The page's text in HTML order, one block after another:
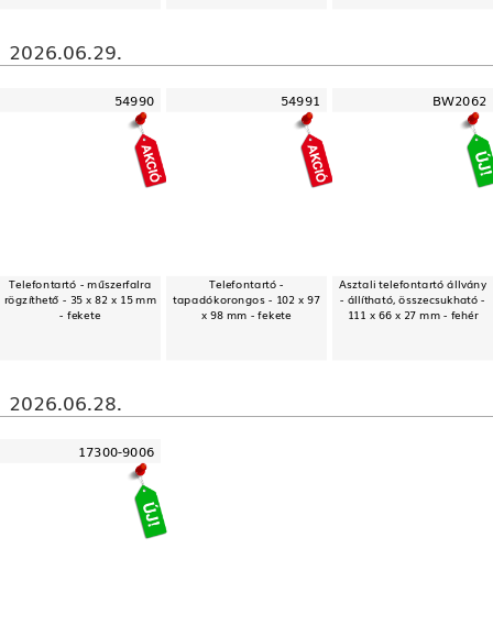
2026.06.29.
54990
Telefontartó - műszerfalra
rögzíthető - 35 x 82 x 15 mm
- fekete
54991
Telefontartó -
tapadókorongos - 102 x 97
x 98 mm - fekete
BW2062
Asztali telefontartó állvány
- állítható, összecsukható -
111 x 66 x 27 mm - fehér
2026.06.28.
17300-9006